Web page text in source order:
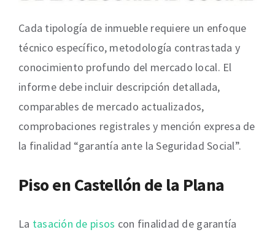
Cada tipología de inmueble requiere un enfoque
técnico específico, metodología contrastada y
conocimiento profundo del mercado local. El
informe debe incluir descripción detallada,
comparables de mercado actualizados,
comprobaciones registrales y mención expresa de
la finalidad “garantía ante la Seguridad Social”.
Piso en Castellón de la Plana
La tasación de pisos con finalidad de garantía